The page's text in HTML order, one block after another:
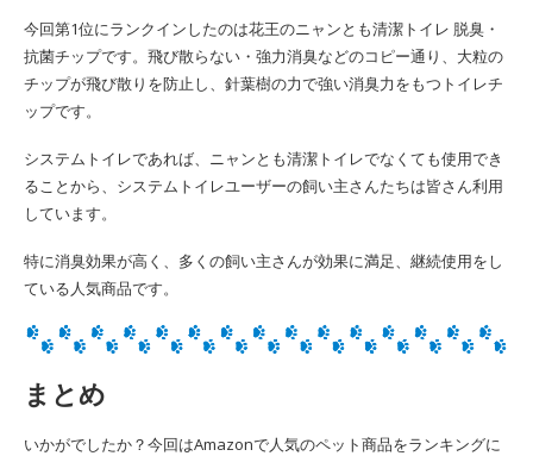
今回第1位にランクインしたのは花王のニャンとも清潔トイレ 脱臭・
抗菌チップです。飛び散らない・強力消臭などのコピー通り、大粒の
チップが飛び散りを防止し、針葉樹の力で強い消臭力をもつトイレチ
ップです。
システムトイレであれば、ニャンとも清潔トイレでなくても使用でき
ることから、システムトイレユーザーの飼い主さんたちは皆さん利用
しています。
特に消臭効果が高く、多くの飼い主さんが効果に満足、継続使用をし
ている人気商品です。
まとめ
いかがでしたか？今回はAmazonで人気のペット商品をランキングに